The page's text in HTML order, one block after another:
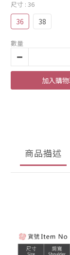
尺寸 : 36
36 38
數量
加入購
商品描述